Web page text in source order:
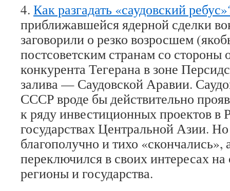
4. Как разгадать «саудовский
приближавшейся ядерной сделки
заговорили о резко возросшем
постсоветским странам со стороны
конкурента Тегерана в зоне
залива — Саудовской Аравии.
СССР вроде бы действительно
к ряду инвестиционных проектов в
государствах Центральной Азии.
благополучно и тихо
переключился в своих интересах
регионы и государства.